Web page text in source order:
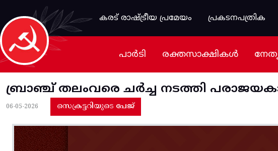
Skip to main content
കരട് രാഷ്ട്രീയ പ്രമേയം
പ്രകടനപത്രിക
പാർടി രക്തസാക്ഷികൾ
ബ്രാഞ്ച് തലംവരെ ചർച്ച നടത്തി
06-05-2026 സെക്രട്ടറിയുടെ പേജ്